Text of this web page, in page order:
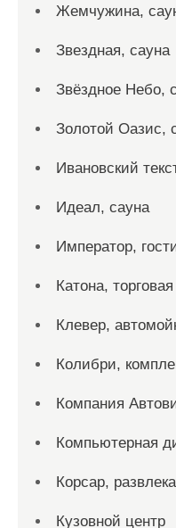
Жемчужина,
Звездная, сауна
Звёздное Небо,
Золотой Оазис,
Ивановский
Идеал, сауна
Император,
Катона,
Клевер,
Колибри,
Компания
Компьютерная
Корсар,
Кузовной центр